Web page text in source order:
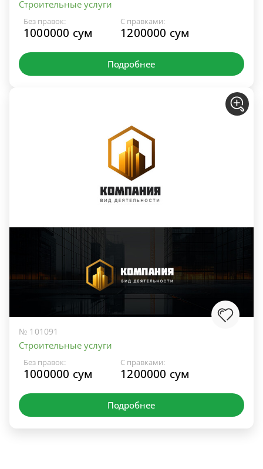
Строительные услуги
Без правок:
1000000 сум
С правками:
1200000 сум
Подробнее
№ 101091
Строительные услуги
Без правок:
1000000 сум
С правками:
1200000 сум
Подробнее